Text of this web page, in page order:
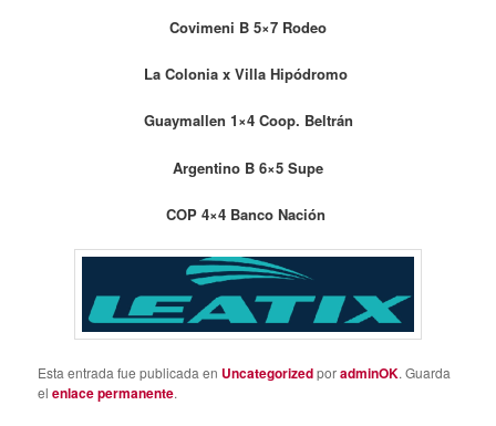
Covimeni B 5×7 Rodeo
La Colonia x Villa Hipódromo
Guaymallen 1×4 Coop. Beltrán
Argentino B 6×5 Supe
COP 4×4 Banco Nación
Esta entrada fue publicada en UncategorizedporadminOK. Guarda
elenlace permanente.